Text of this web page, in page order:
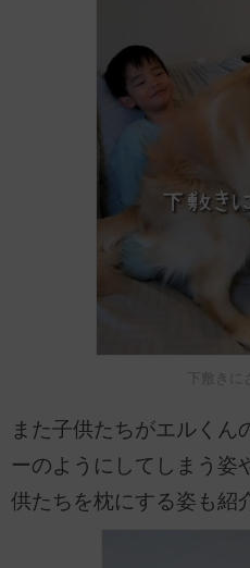
下敷きに
また子供たちがエルくん
ーのようにしてしまう姿
供たちを枕にする姿も紹